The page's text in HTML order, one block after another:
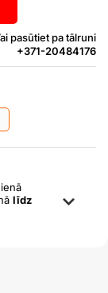
pasūtiet pa tālruni
+371-20484176
līdz